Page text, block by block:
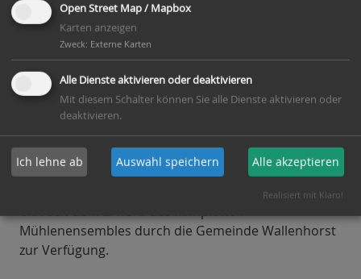
Nachdem auch Frau Kreuzkamp im Jahre 1971
verstirbt, wird das Land verpachtet, das Müllerhaus
vermietet, die Motormühle steht still und die
Windmühle verfällt weiter.
Im Jahre 1982 wird dann der Mühlenverein
gegründet und mit der Tochter des letzten Müllers,
Frau Annelene Dallmöller wird man sich sofort über
einen vernünftigen Pachtpreis, vorerst für die
Windmühle einig. Die Motormühle steht dem Verein
erst seit dem Erwerb des kompletten
Mühlenensembles durch die Gemeinde Wallenhorst
zur Verfügung.
Open Street Map / Mapbox
Karten anzeigen
Zweck: Externe Karten
Alle Dienste aktivieren oder deaktivieren
Mit diesem Schalter können Sie alle Dienste aktivieren oder
deaktivieren.
Ich lehne ab Auswahl speichern Alle akzeptieren
Realisiert mit Klaro!